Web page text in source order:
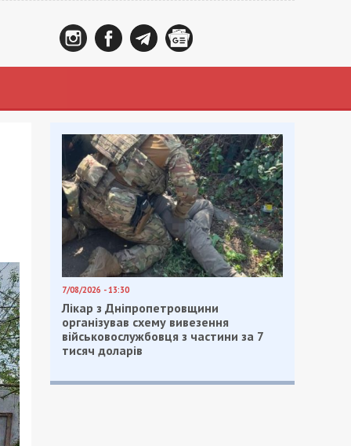
7/08/2026 - 13:30
Лікар з Дніпропетровщини
організував схему вивезення
військовослужбовця з частини за 7
тисяч доларів